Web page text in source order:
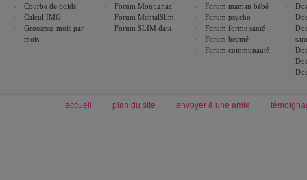
Courbe de poids
Calcul IMG
Grossesse mois par
mois
Forum Montignac
Forum MentalSlim
Forum SLIM data
Forum maman bébé
Forum psycho
Forum forme santé
Forum beauté
Forum communauté
accueil plan du site envoyer à une amie